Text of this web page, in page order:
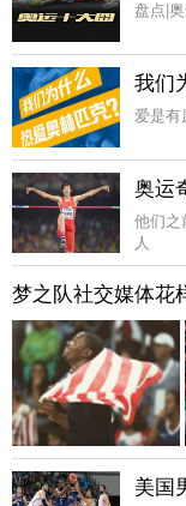
盘点|
我们
爱是
奥运
他们之
人
梦之队社交媒体花
美国